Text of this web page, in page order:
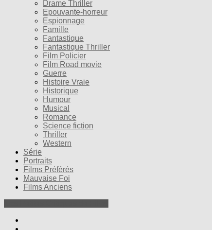
Drame Thriller
Epouvante-horreur
Espionnage
Famille
Fantastique
Fantastique Thriller
Film Policier
Film Road movie
Guerre
Histoire Vraie
Historique
Humour
Musical
Romance
Science fiction
Thriller
Western
Série
Portraits
Films Préférés
Mauvaise Foi
Films Anciens